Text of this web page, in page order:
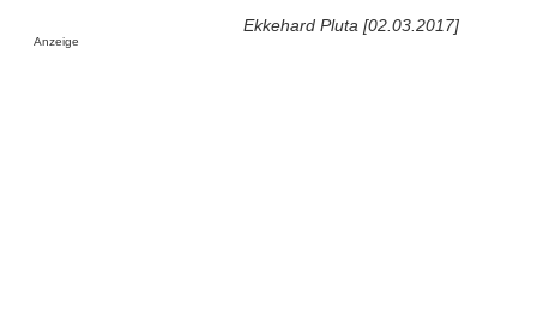
Ekkehard Pluta [02.03.2017]
Anzeige